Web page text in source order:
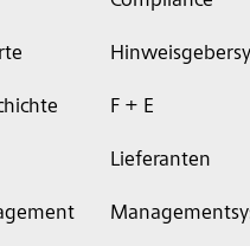
F + E
Lieferanten